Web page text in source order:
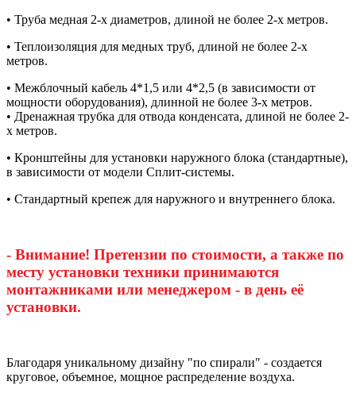
• Труба медная 2-х диаметров, длиной не более 2-х метров.
• Теплоизоляция для медных труб, длиной не более 2-х
метров.
• Межблочный кабель 4*1,5 или 4*2,5 (в зависимости от
мощности оборудования), длинной не более 3-х метров.
• Дренажная трубка для отвода конденсата, длиной не более 2-
х метров.
• Кронштейны для установки наружного блока (стандартные),
в зависимости от модели Сплит-системы.
• Стандартный крепеж для наружного и внутреннего блока.
- Внимание! Претензии по стоимости, а также по
месту установки техники принимаются
монтажниками или менеджером - в день её
установки.
Благодаря уникальному дизайну "по спирали" - создается
круговое, объемное, мощное распределение воздуха.